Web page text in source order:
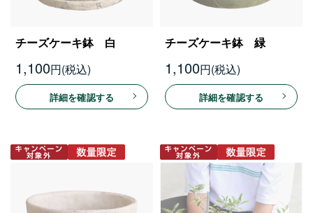
チーズケーキ鉢 白
1,100円
詳細を確認する
チーズケーキ鉢 緑
1,100円
詳細を確認する